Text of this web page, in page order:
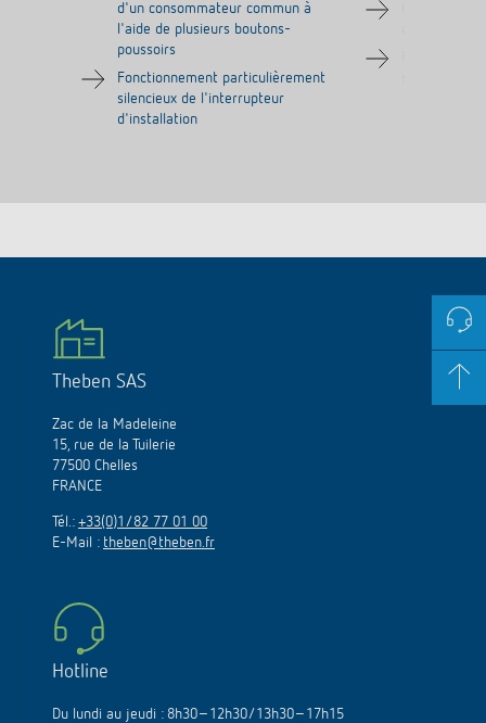
d'un consommateur commun à
l'aide de plusieurs boutons-
poussoirs
Fonctionnement particulièrement
silencieux de l'interrupteur
d'installation
Theben SAS
Zac de la Madeleine
15, rue de la Tuilerie
77500 Chelles
FRANCE
Tél.: +33(0)1/82 77 01 00
E-Mail : theben@theben.fr
Hotline
Du lundi au jeudi : 8h30–12h30/13h30–17h15